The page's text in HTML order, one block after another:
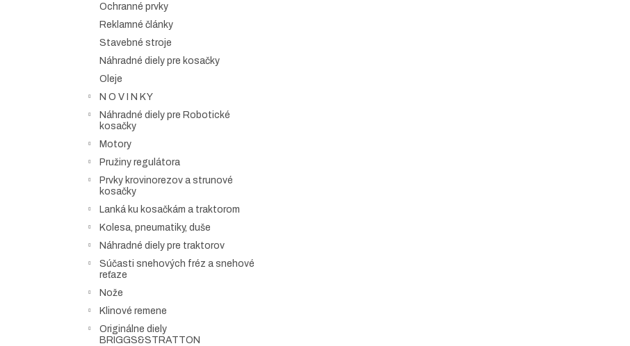
Ochranné prvky
Reklamné články
Stavebné stroje
Náhradné diely pre kosačky
Oleje
N O V I N K Y
Náhradné diely pre Robotické
kosačky
Motory
Pružiny regulátora
Prvky krovinorezov a strunové
kosačky
Lanká ku kosačkám a traktorom
Kolesa, pneumatiky, duše
Náhradné diely pre traktorov
Súčasti snehových fréz a snehové
reťaze
Nože
Klinové remene
Originálne diely
BRIGGS&STRATTON